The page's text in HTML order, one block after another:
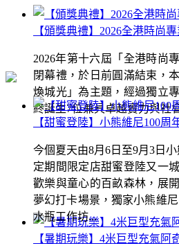
【頒獎典禮】2026全港時尚
2026年第十六屆「全港時尚
閉幕禮，於日前圓滿結束，
煥城光」為主題，經過獨立
終誕生7位兼具卓越實力與社
【暑期玩樂】4米巨型充氣阿
【甜蜜登陸】小熊維尼100周
今個夏天由8月6日至9月3日
定期間限定店甜蜜登陸又一
歡樂與童心的百畝森林，展
夢幻打卡場景，獨家小熊維
水瓶工作坊...